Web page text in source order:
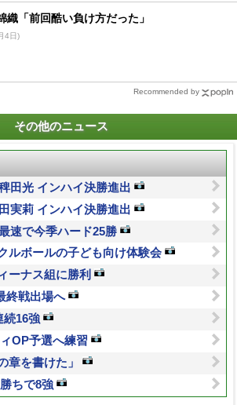
織「前回酷い負け方だった」
4日)
Recommended by
その他のニュース
田光 インハイ決勝進出
実莉 インハイ決勝進出
速で今季ハード25勝
ルボールの子ども向け体験会
ーナス組に勝利
終戦出場へ
続16強
OP予選へ練習
章を書けた」
ちで8強